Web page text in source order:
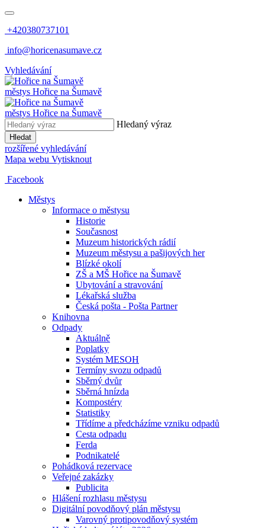
+420380737101
info@horicenasumave.cz
Vyhledávání
městys Hořice na Šumavě
městys Hořice na Šumavě
Hledaný výraz
Hledat
rozšířené vyhledávání
Mapa webu Vytisknout
Facebook
Městys
Informace o městysu
Historie
Současnost
Muzeum historických rádií
Muzeum městysu a pašijových her
Blízké okolí
ZŠ a MŠ Hořice na Šumavě
Ubytování a stravování
Lékařská služba
Česká pošta - Pošta Partner
Knihovna
Odpady
Aktuálně
Poplatky
Systém MESOH
Termíny svozu odpadů
Sběrný dvůr
Sběrná hnízda
Kompostéry
Statistiky
Třídíme a předcházíme vzniku odpadů
Cesta odpadu
Ferda
Podnikatelé
Pohádková rezervace
Veřejné zakázky
Publicita
Hlášení rozhlasu městysu
Digitální povodňový plán městysu
Varovný protipovodňový systém